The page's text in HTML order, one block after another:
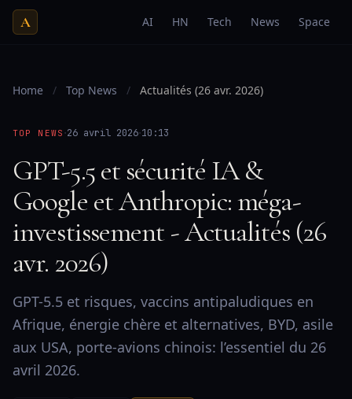
A AI HN Tech News Space
Home / Top News / Actualités (26 avr. 2026)
TOP NEWS ·26 avril 2026·10:13
GPT-5.5 et sécurité IA &
Google et Anthropic: méga-
investissement - Actualités (26
avr. 2026)
GPT-5.5 et risques, vaccins antipaludiques en
Afrique, énergie chère et alternatives, BYD, asile
aux USA, porte-avions chinois: l’essentiel du 26
avril 2026.